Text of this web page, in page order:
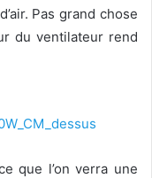
Pas grand chose
du ventilateur rend
que l’on verra une